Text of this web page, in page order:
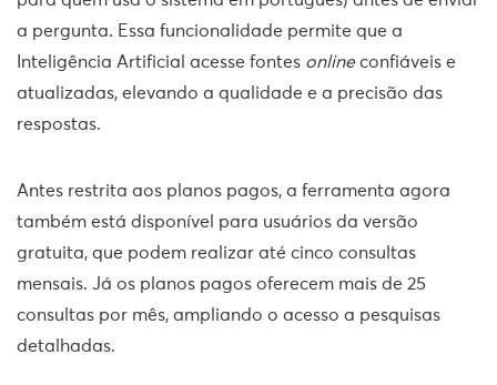
a pergunta. Essa funcionalidade permite que a
Inteligência Artificial acesse fontes onlineconfiáveis e
atualizadas, elevando a qualidade e a precisão das
respostas.
Antes restrita aos planos pagos, a ferramenta agora
também está disponível para usuários da versão
gratuita, que podem realizar até cinco consultas
mensais. Já os planos pagos oferecem mais de 25
consultas por mês, ampliando o acesso a pesquisas
detalhadas.